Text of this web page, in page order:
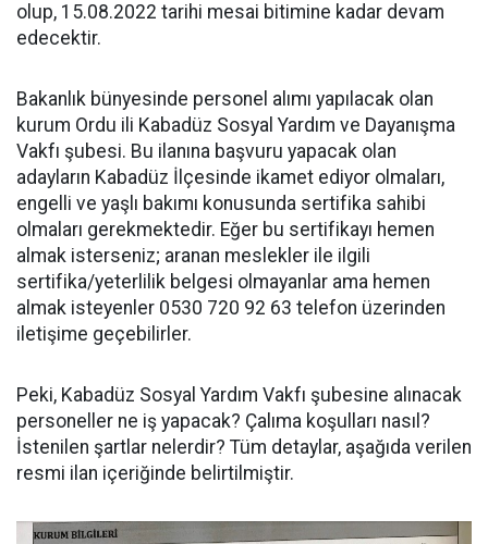
olup, 15.08.2022 tarihi mesai bitimine kadar devam
edecektir.
Bakanlık bünyesinde personel alımı yapılacak olan
kurum Ordu ili Kabadüz Sosyal Yardım ve Dayanışma
Vakfı şubesi. Bu ilanına başvuru yapacak olan
adayların Kabadüz İlçesinde ikamet ediyor olmaları,
engelli ve yaşlı bakımı konusunda sertifika sahibi
olmaları gerekmektedir. Eğer bu sertifikayı hemen
almak isterseniz; aranan meslekler ile ilgili
sertifika/yeterlilik belgesi olmayanlar ama hemen
almak isteyenler 0530 720 92 63 telefon üzerinden
iletişime geçebilirler.
Peki, Kabadüz Sosyal Yardım Vakfı şubesine alınacak
personeller ne iş yapacak? Çalıma koşulları nasıl?
İstenilen şartlar nelerdir? Tüm detaylar, aşağıda verilen
resmi ilan içeriğinde belirtilmiştir.